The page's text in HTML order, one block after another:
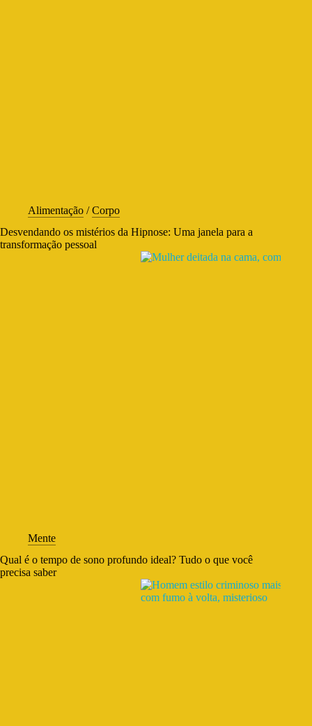
Alimentação /Corpo
Desvendando os mistérios da Hipnose: Uma janela para a
transformação pessoal
Mente
Qual é o tempo de sono profundo ideal? Tudo o que você
precisa saber